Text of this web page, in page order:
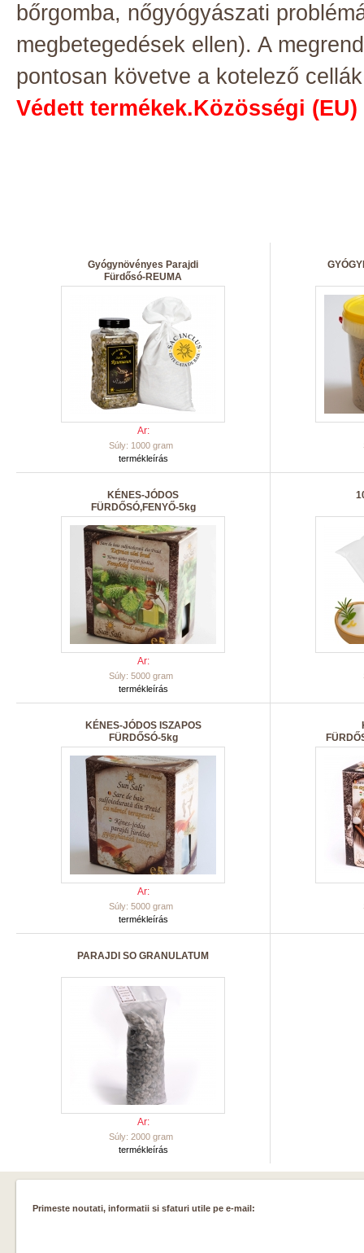
bőrgomba, nőgyógyászati
megbetegedések ellen). A
pontosan követve a kotelező
Védett termékek.Közösségi
Gyógynövényes Parajdi
Fürdősó-REUMA
Ar:
Súly: 1000 gram
termékleírás
KÉNES-JÓDOS
FÜRDŐSÓ,FENYŐ-5kg
Ar:
Súly: 5000 gram
termékleírás
KÉNES-JÓDOS ISZAPOS
FÜRDŐSÓ-5kg
Ar:
Súly: 5000 gram
termékleírás
PARAJDI SO GRANULATUM
Ar:
Súly: 2000 gram
termékleírás
Primeste noutati, informatii si sfaturi utile pe e-mail: